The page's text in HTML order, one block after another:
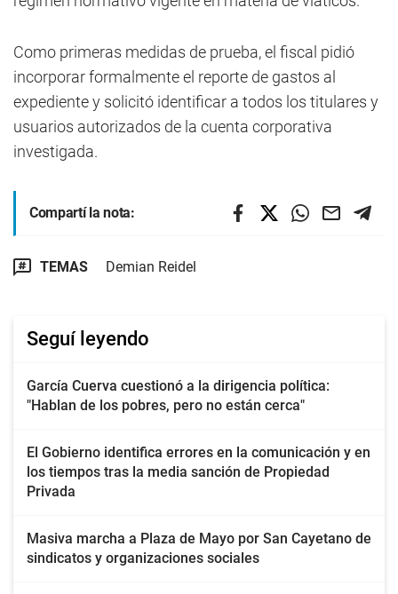
Como primeras medidas de prueba, el fiscal pidió
incorporar formalmente el reporte de gastos al
expediente y solicitó identificar a todos los titulares y
usuarios autorizados de la cuenta corporativa
investigada.
Compartí la nota:
TEMAS Demian Reidel
Seguí leyendo
García Cuerva cuestionó a la dirigencia política:
"Hablan de los pobres, pero no están cerca"
El Gobierno identifica errores en la comunicación y en
los tiempos tras la media sanción de Propiedad
Privada
Masiva marcha a Plaza de Mayo por San Cayetano de
sindicatos y organizaciones sociales